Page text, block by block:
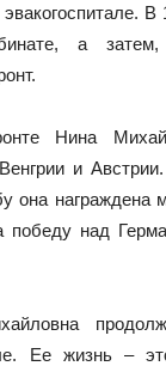
а
Нина
и
она награждена
победу над
Ее жизнь –